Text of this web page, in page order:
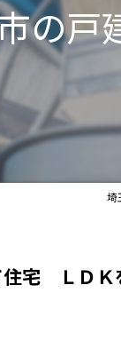
の
埼
宅 ＬＤＫ